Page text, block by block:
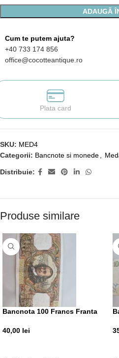
ADAUGĂ
Cum te putem ajuta?
+40 733 174 856
office@cocotteantique.ro
Plata card
SKU: MED4
Categorii: Bancnote si monede
Distribuie:
Produse similare
Bancnota 100 Francs Franta
40,00 lei